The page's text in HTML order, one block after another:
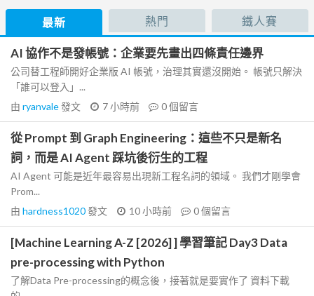
最新 熱門 鐵人賽
AI 協作不是發帳號：企業要先畫出四條責任邊界
公司替工程師開好企業版 AI 帳號，治理其實還沒開始。 帳號只解決
「誰可以登入」...
由 ryanvale發文 7 小時前 0個留言
從 Prompt 到 Graph Engineering：這些不只是新名
詞，而是 AI Agent 踩坑後衍生的工程
AI Agent 可能是近年最容易出現新工程名詞的領域。 我們才剛學會
Prom...
由 hardness1020發文 10 小時前 0個留言
[Machine Learning A-Z [2026] ] 學習筆記 Day3 Data
pre-processing with Python
了解Data Pre-processing的概念後，接著就是要實作了 資料下載